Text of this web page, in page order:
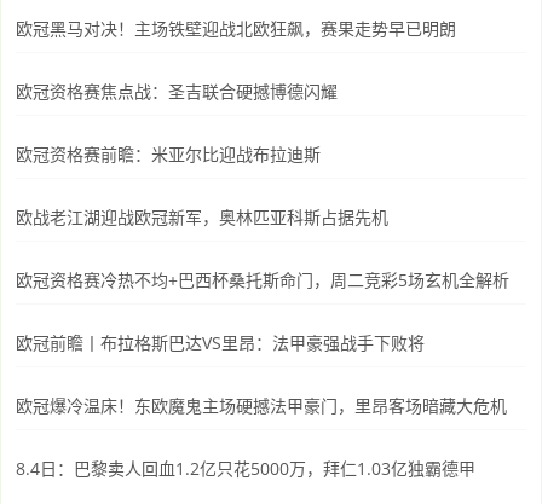
欧冠黑马对决！主场铁壁迎战北欧狂飙，赛果走势早已明朗
欧冠资格赛焦点战：圣吉联合硬撼博德闪耀
欧冠资格赛前瞻：米亚尔比迎战布拉迪斯
欧战老江湖迎战欧冠新军，奥林匹亚科斯占据先机
欧冠资格赛冷热不均+巴西杯桑托斯命门，周二竞彩5场玄机全解析
欧冠前瞻丨布拉格斯巴达VS里昂：法甲豪强战手下败将
欧冠爆冷温床！东欧魔鬼主场硬撼法甲豪门，里昂客场暗藏大危机
8.4日：巴黎卖人回血1.2亿只花5000万，拜仁1.03亿独霸德甲